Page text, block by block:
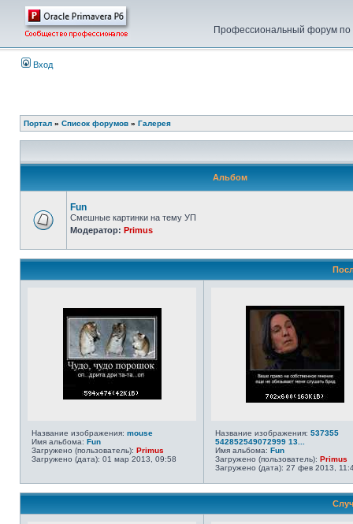
Профессиональный форум по
Вход
Портал » Список форумов » Галерея
Альбом
Fun
Смешные картинки на тему УП
Модератор: Primus
Название изображения: mouse
Имя альбома: Fun
Загружено (пользователь): Primus
Загружено (дата): 01 мар 2013, 09:58
Название изображения: 537355
542852549072999 13...
Имя альбома: Fun
Загружено (пользователь): Primus
Загружено (дата): 27 фев 2013,